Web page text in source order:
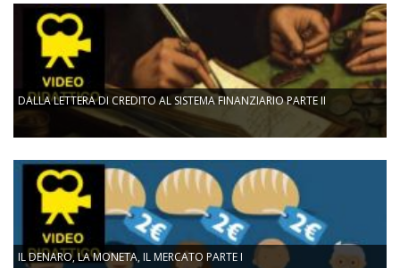
DALLA LETTERA DI CREDITO AL SISTEMA FINANZIARIO PARTE II
IL DENARO, LA MONETA, IL MERCATO PARTE I